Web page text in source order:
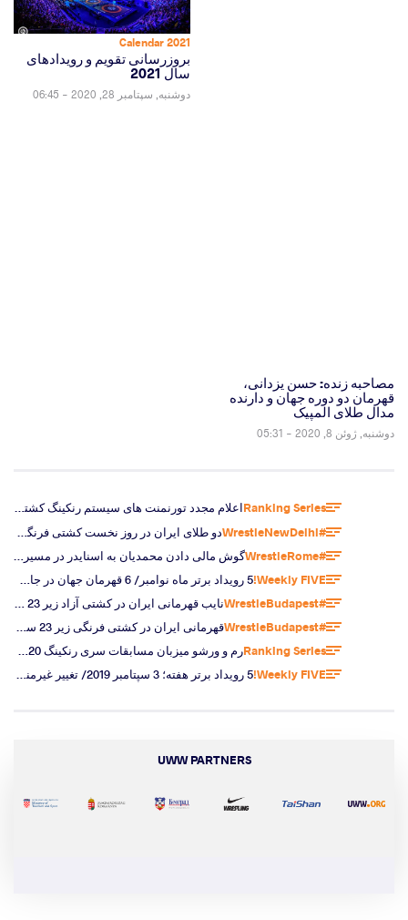
2021 Calendar
بروزرسانی تقویم و رویدادهای
سال 2021
دوشنبه, سپتامبر 28, 2020 - 06:45
مصاحبه زنده: حسن یزدانی،
قهرمان دو دوره جهان و دارنده
مدال طلای المپیک
دوشنبه, ژوئن 8, 2020 - 05:31
Ranking Series
اعلام مجدد تورنمنت های سیستم رنکینگ کشتی و اعلام میزبانان سال 2019
#WrestleNewDelhi
#WrestleRome
Weekly FIVE!
#WrestleBudapest
#WrestleBudapest
Ranking Series
Weekly FIVE!
UWW PARTNERS